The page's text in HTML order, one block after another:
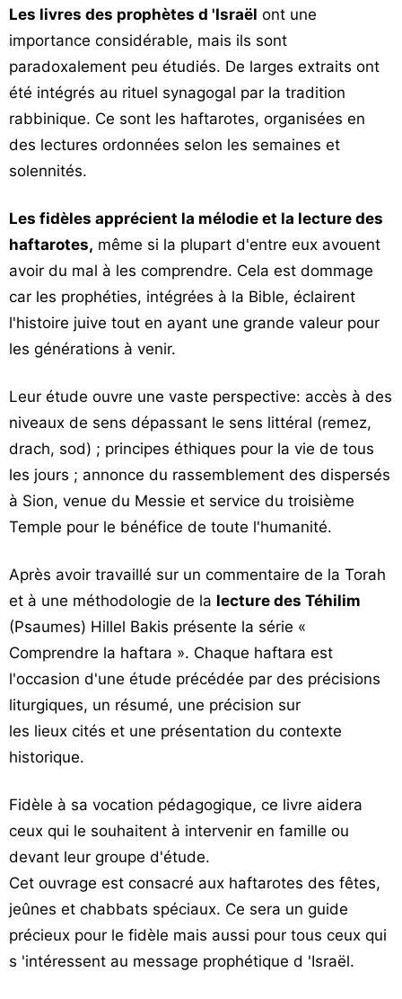
Vos
chroniques
Les
bonnes
adresses
Les livres des prophètes d 'Israël ont une
importance considérable, mais ils sont
paradoxalement peu étudiés. De larges extraits ont
été intégrés au rituel synagogal par la tradition
rabbinique. Ce sont les haftarotes, organisées en
des lectures ordonnées selon les semaines et
solennités.
Les fidèles apprécient la mélodie et la lecture des
haftarotes, même si la plupart d'entre eux avouent
avoir du mal à les comprendre. Cela est dommage
car les prophéties, intégrées à la Bible, éclairent
l'histoire juive tout en ayant une grande valeur pour
les générations à venir.
Leur étude ouvre une vaste perspective: accès à des
niveaux de sens dépassant le sens littéral (remez,
drach, sod) ; principes éthiques pour la vie de tous
les jours ; annonce du rassemblement des dispersés
à Sion, venue du Messie et service du troisième
Temple pour le bénéfice de toute l'humanité.
Après avoir travaillé sur un commentaire de la Torah
et à une méthodologie de la lecture des Téhilim
(Psaumes) Hillel Bakis présente la série «
Comprendre la haftara ». Chaque haftara est
l'occasion d'une étude précédée par des précisions
liturgiques, un résumé, une précision sur
les lieux cités et une présentation du contexte
historique.
Fidèle à sa vocation pédagogique, ce livre aidera
ceux qui le souhaitent à intervenir en famille ou
devant leur groupe d'étude.
Cet ouvrage est consacré aux haftarotes des fêtes,
jeûnes et chabbats spéciaux. Ce sera un guide
précieux pour le fidèle mais aussi pour tous ceux qui
s 'intéressent au message prophétique d 'Israël.